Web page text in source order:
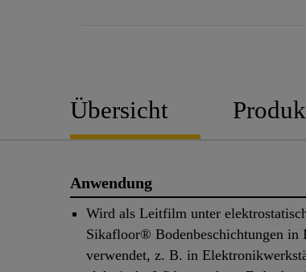
Übersicht
Anwendung
Wird als Leitfilm unter
Sikafloor® Bodenbeschichtungen in
verwendet, z. B. in